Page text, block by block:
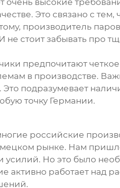
высокие
Это связано с
производитель
стоит забывать про
предпочитают
в производстве.
подразумевает
точку Германии.
российские
рынке. Нам
усилий. Но это было
активно работает над